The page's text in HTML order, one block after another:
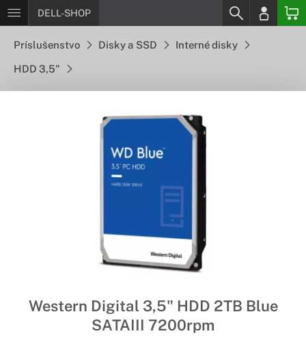
DELL-SHOP
Príslušenstvo Disky a SSD Interné disky
HDD 3,5"
Western Digital 3,5" HDD 2TB Blue
SATAIII 7200rpm